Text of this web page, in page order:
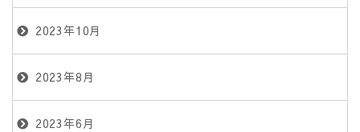
2023年10月
2023年8月
2023年6月